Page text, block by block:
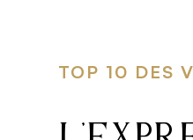
TOP 10 DES